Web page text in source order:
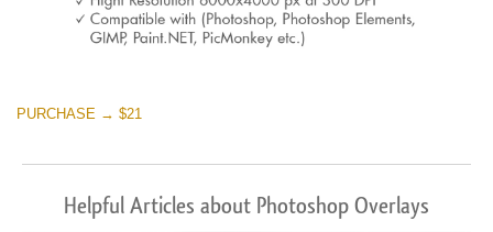
PURCHASE → $21
Helpful Articles about Photoshop Overlays